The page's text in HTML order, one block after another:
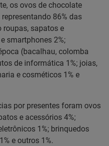
os ovos de chocolate
86% das
roupas, sapatos e
smartphones 2%;
(bacalhau, colomba
de informática 1%; joias,
e cosméticos 1% e
por presentes foram ovos
e acessórios 4%;
1%; brinquedos
e outros 1%.